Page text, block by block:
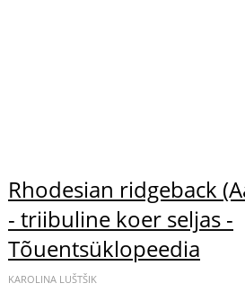
Rhodesian ridgeback
- triibuline koer seljas -
Tõuentsüklopeedia
KAROLINA LUŠTŠIK